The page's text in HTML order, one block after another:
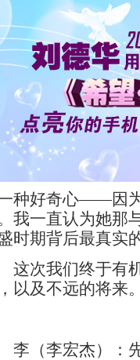
种好奇心——因
我一直认为她那
时期背后最真实
次我们终于有机
以及不远的将来。
（李宏杰）：先